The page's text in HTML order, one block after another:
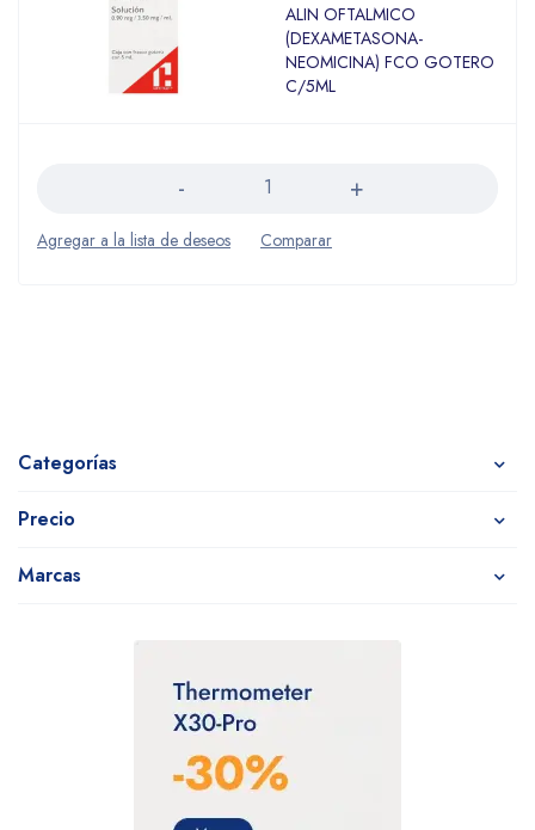
Categorías
Precio
Marcas
ALIN OFTALMICO
(DEXAMETASONA-
NEOMICINA) FCO GOTERO
C/5ML